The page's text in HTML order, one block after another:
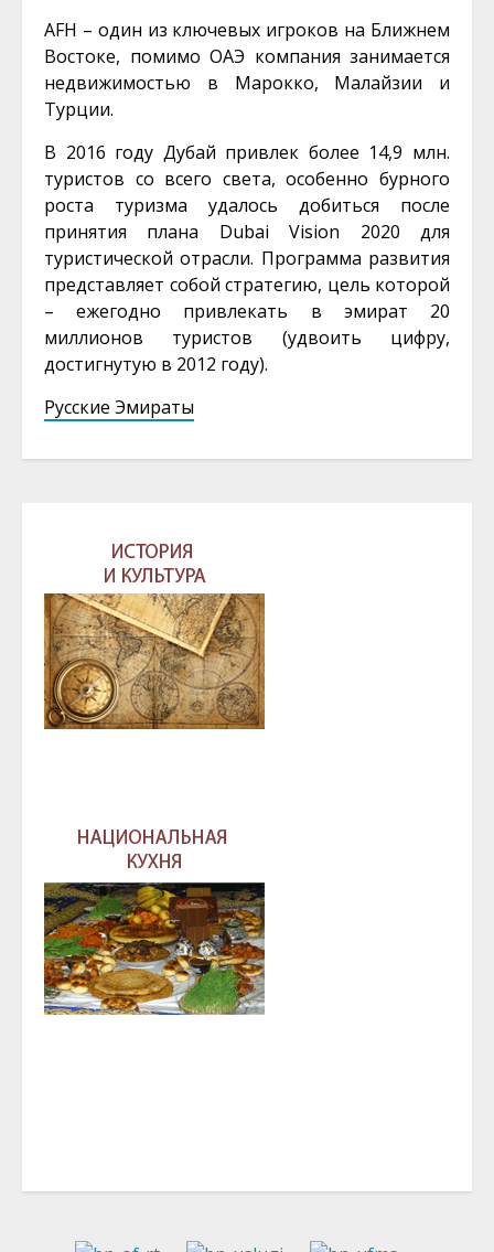
AFH – один из ключевых игроков на Ближнем
Востоке, помимо ОАЭ компания занимается
недвижимостью в Марокко, Малайзии и
Турции.
В 2016 году Дубай привлек более 14,9 млн.
туристов со всего света, особенно бурного
роста туризма удалось добиться после
принятия плана Dubai Vision 2020 для
туристической отрасли. Программа развития
представляет собой стратегию, цель которой
– ежегодно привлекать в эмират 20
миллионов туристов (удвоить цифру,
достигнутую в 2012 году).
Русские Эмираты